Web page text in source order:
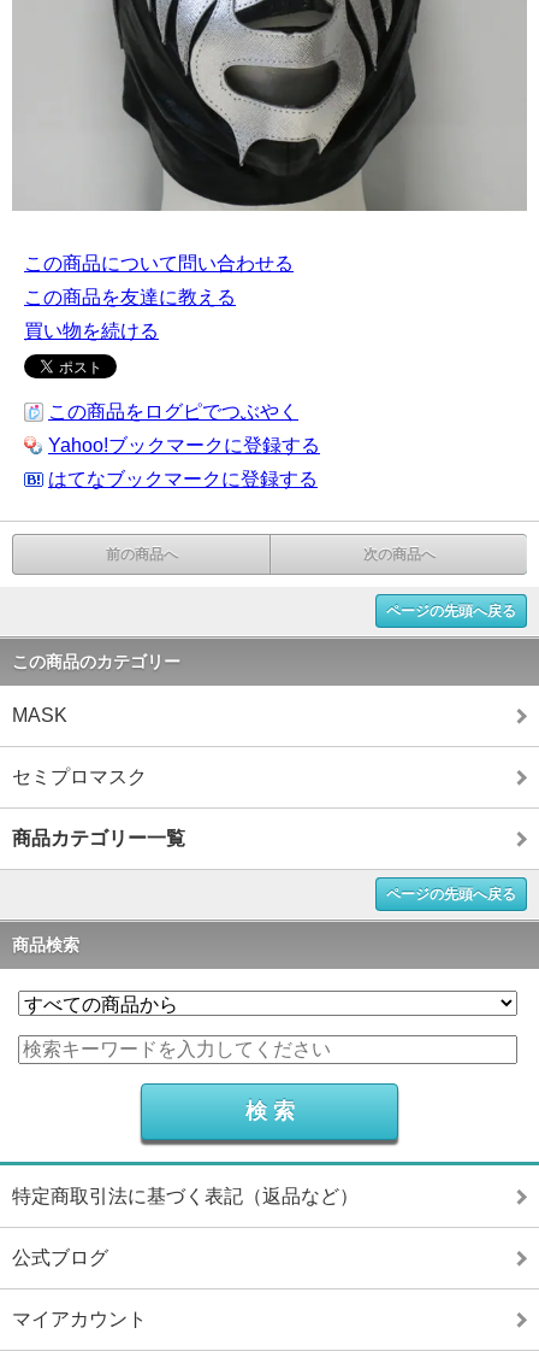
この商品について問い合わせる
この商品を友達に教える
買い物を続ける
この商品をログピでつぶやく
Yahoo!ブックマークに登録する
はてなブックマークに登録する
前の商品へ 次の商品へ
ページの先頭へ戻る
この商品のカテゴリー
MASK
セミプロマスク
商品カテゴリー一覧
ページの先頭へ戻る
商品検索
特定商取引法に基づく表記（返品など）
公式ブログ
マイアカウント